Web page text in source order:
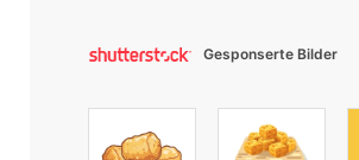
Gesponserte Bilder